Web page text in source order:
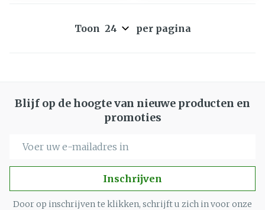
Toon per pagina
Blijf op de hoogte van nieuwe producten en
promoties
Inschrijven
Door op inschrijven te klikken, schrijft u zich in voor onze